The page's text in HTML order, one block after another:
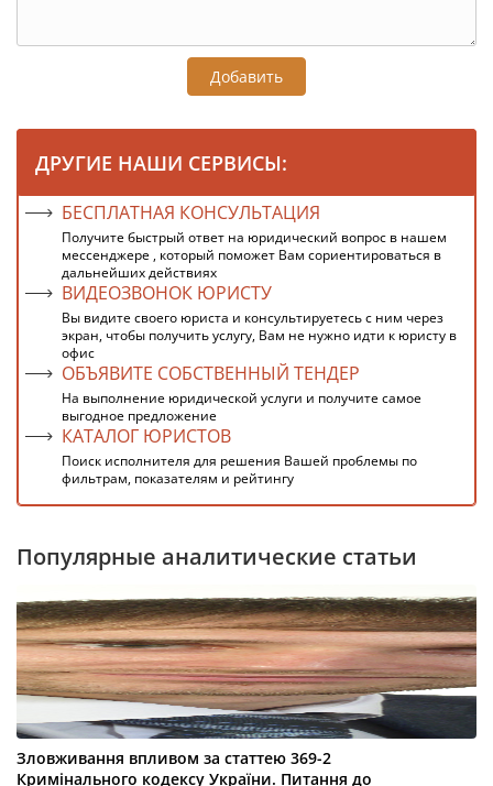
Добавить
ДРУГИЕ НАШИ СЕРВИСЫ:
БЕСПЛАТНАЯ КОНСУЛЬТАЦИЯ
Получите быстрый ответ на юридический вопрос в нашем
мессенджере , который поможет Вам сориентироваться в
дальнейших действиях
ВИДЕОЗВОНОК ЮРИСТУ
Вы видите своего юриста и консультируетесь с ним через
экран, чтобы получить услугу, Вам не нужно идти к юристу в
офис
ОБЪЯВИТЕ СОБСТВЕННЫЙ ТЕНДЕР
На выполнение юридической услуги и получите самое
выгодное предложение
КАТАЛОГ ЮРИСТОВ
Поиск исполнителя для решения Вашей проблемы по
фильтрам, показателям и рейтингу
Популярные аналитические статьи
Зловживання впливом за статтею 369-2
Кримінального кодексу України. Питання до